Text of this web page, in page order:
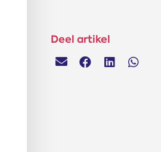
Deel artikel